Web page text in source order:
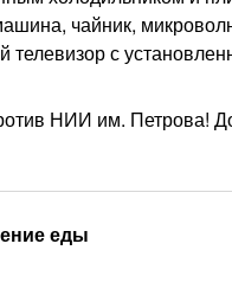
чайник,
с
НИИ им. Петрова!
еды